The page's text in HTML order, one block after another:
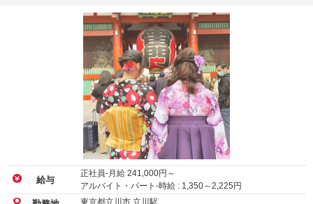
給与
正社員-月給 241,000円～
アルバイト・パート-時給 : 1,350～2,225 円
東京都立川市 立川駅